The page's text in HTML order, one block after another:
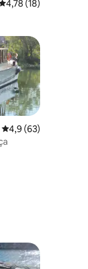
de uma
4,78 (18)
4,9 de uma
4,9 (63)